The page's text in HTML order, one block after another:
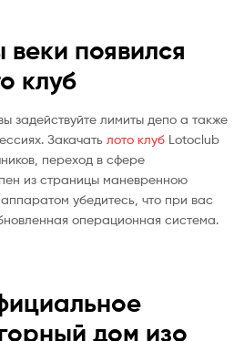
появился
клуб
задействуйте лимиты депо а также
Закачать лото клуб Lotoclub
переход в сфере
из страницы маневренною
убедитесь, что при вас
операционная система.
дом изо